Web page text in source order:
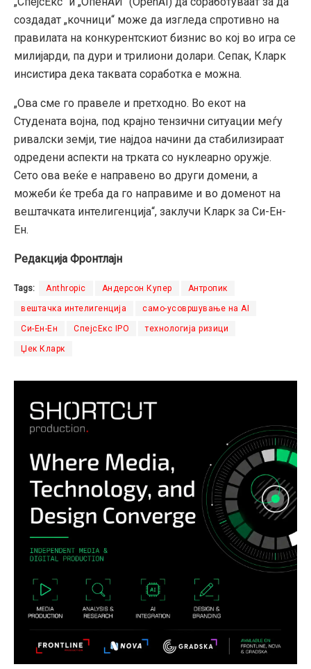
создадат „кочници“ може да изгледа спротивно на
правилата на конкурентскиот бизнис во кој во игра се
милијарди, па дури и трилиони долари. Сепак, Кларк
инсистира дека таквата соработка е можна.
„Ова сме го правеле и претходно. Во екот на
Студената војна, под крајно тензични ситуации меѓу
ривалски земји, тие најдоа начини да стабилизираат
одредени аспекти на трката со нуклеарно оружје.
Сето ова веќе е направено во други домени, а
можеби ќе треба да го направиме и во доменот на
вештачката интелигенција“, заклучи Кларк за Си-Ен-
Ен.
Редакција Фронтлајн
Tags: Anthropic Андерсон Купер Антропик
вештачка интелигенција само-усовршување на AI
Си-Ен-Ен СпејсЕкс IPO технологија ризици
Џек Кларк